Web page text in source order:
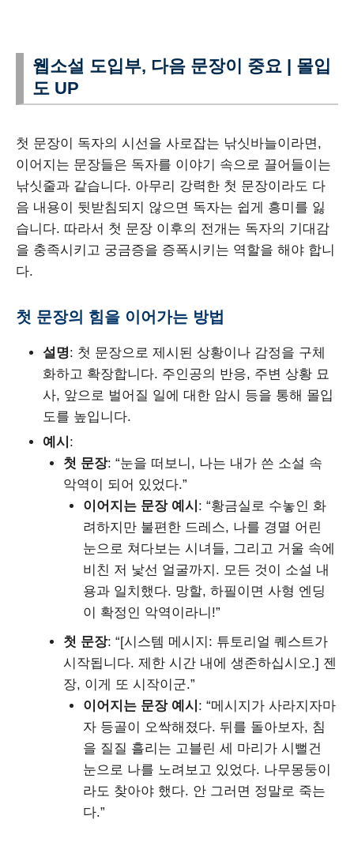
웹소설 도입부, 다음 문장이 중요 | 몰입
도 UP
첫 문장이 독자의 시선을 사로잡는 낚싯바늘이라면,
이어지는 문장들은 독자를 이야기 속으로 끌어들이는
낚싯줄과 같습니다. 아무리 강력한 첫 문장이라도 다
음 내용이 뒷받침되지 않으면 독자는 쉽게 흥미를 잃
습니다. 따라서 첫 문장 이후의 전개는 독자의 기대감
을 충족시키고 궁금증을 증폭시키는 역할을 해야 합니
다.
첫 문장의 힘을 이어가는 방법
설명: 첫 문장으로 제시된 상황이나 감정을 구체
화하고 확장합니다. 주인공의 반응, 주변 상황 묘
사, 앞으로 벌어질 일에 대한 암시 등을 통해 몰입
도를 높입니다.
예시 :
첫 문장: “눈을 떠보니, 나는 내가 쓴 소설 속
악역이 되어 있었다.”
이어지는 문장 예시 : “황금실로 수놓인 화
려하지만 불편한 드레스, 나를 경멸 어린
눈으로 쳐다보는 시녀들, 그리고 거울 속에
비친 저 낯선 얼굴까지. 모든 것이 소설 내
용과 일치했다. 망할, 하필이면 사형 엔딩
이 확정인 악역이라니!”
첫 문장: “[시스템 메시지: 튜토리얼 퀘스트가
시작됩니다. 제한 시간 내에 생존하십시오.] 젠
장, 이게 또 시작이군.”
이어지는 문장 예시 : “메시지가 사라지자마
자 등골이 오싹해졌다. 뒤를 돌아보자, 침
을 질질 흘리는 고블린 세 마리가 시뻘건
눈으로 나를 노려보고 있었다. 나무몽둥이
라도 찾아야 했다. 안 그러면 정말로 죽는
다.”